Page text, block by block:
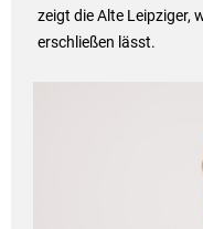
zeigt die Alte Leipziger,
erschließen lässt.